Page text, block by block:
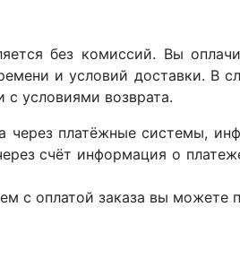
без комиссий. Вы
и условий доставки. В
с условиями возврата.
через платёжные системы,
счёт информация о
с оплатой заказа вы можете